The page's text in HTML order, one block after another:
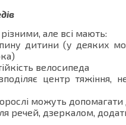
але всі мають:
дитини (у деяких
велосипеда
центр тяжіння,
можуть
речей, дзеркалом,